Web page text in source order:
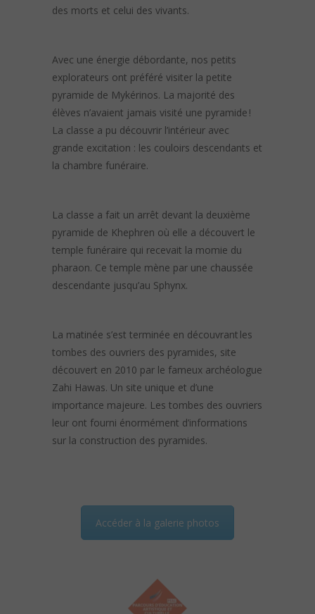
des morts et celui des vivants.
Avec une énergie débordante, nos petits
explorateurs ont préféré visiter la petite
pyramide de Mykérinos. La majorité des
élèves n’avaient jamais visité une pyramide !
La classe a pu découvrir l’intérieur avec
grande excitation : les couloirs descendants et
la chambre funéraire.
La classe a fait un arrêt devant la deuxième
pyramide de Khephren où elle a découvert le
temple funéraire qui recevait la momie du
pharaon. Ce temple mène par une chaussée
descendante jusqu’au Sphynx.
La matinée s’est terminée en découvrant les
tombes des ouvriers des pyramides, site
découvert en 2010 par le fameux archéologue
Zahi Hawas. Un site unique et d’une
importance majeure. Les tombes des ouvriers
leur ont fourni énormément d’informations
sur la construction des pyramides.
Accéder à la galerie photos